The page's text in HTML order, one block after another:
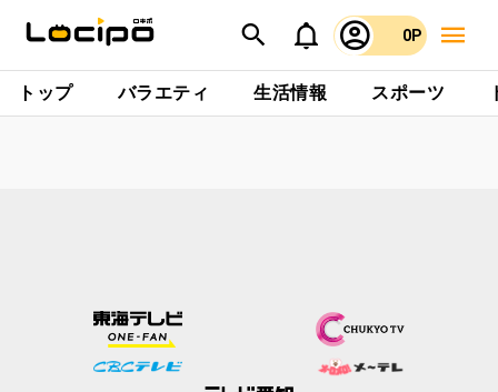
0P
トップ バラエティ 生活情報 スポーツ